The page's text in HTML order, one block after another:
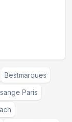
Bestmarques
Paris